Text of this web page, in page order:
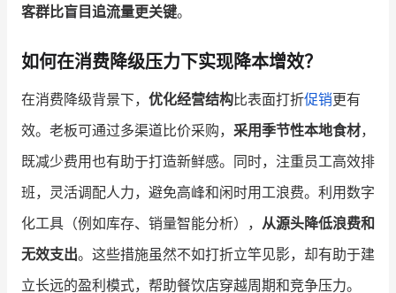
客群比盲目追流量更关键。
如何在消费降级压力下实现降本增效？
在消费降级背景下， 优化经营结构比表面打折促销更有
效。老板可通过多渠道比价采购， 采用季节性本地食材，
既减少费用也有助于打造新鲜感。同时，注重员工高效排
班，灵活调配人力，避免高峰和闲时用工浪费。利用数字
化工具（例如库存、销量智能分析）， 从源头降低浪费和
无效支出。这些措施虽然不如打折立竿见影，却有助于建
立长远的盈利模式，帮助餐饮店穿越周期和竞争压力。